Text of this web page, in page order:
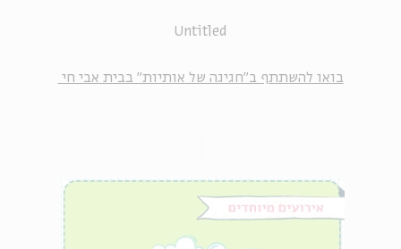
Untitled
בואו להשתתף ב"חגיגה של אותיות" בבית אבי חי